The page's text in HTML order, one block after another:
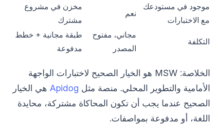
موجود في مستودعك
مع الاختبارات
نعم
مخزن في مشروع
مشترك
التكلفة
مجاني، مفتوح
المصدر
طبقة مجانية + خطط
مدفوعة
الخلاصة: MSW هو الخيار الصحيح لاختبارات الواجهة
الأمامية والتطوير المحلي. منصة مثل Apidog هي الخيار
الصحيح عندما يجب أن تكون المحاكاة مشتركة، محايدة
اللغة، أو مدفوعة بمواصفات.